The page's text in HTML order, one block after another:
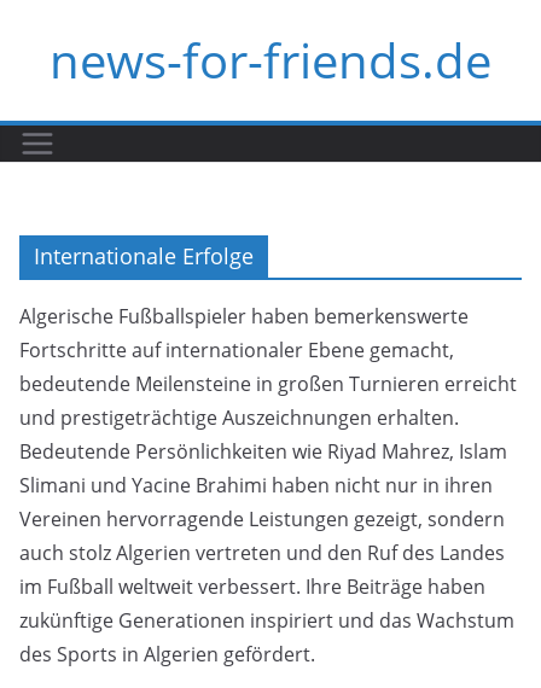
contentnews-for-friends.de
Internationale Erfolge
Algerische Fußballspieler haben bemerkenswerte
Fortschritte auf internationaler Ebene gemacht,
bedeutende Meilensteine in großen Turnieren erreicht
und prestigeträchtige Auszeichnungen erhalten.
Bedeutende Persönlichkeiten wie Riyad Mahrez, Islam
Slimani und Yacine Brahimi haben nicht nur in ihren
Vereinen hervorragende Leistungen gezeigt, sondern
auch stolz Algerien vertreten und den Ruf des Landes
im Fußball weltweit verbessert. Ihre Beiträge haben
zukünftige Generationen inspiriert und das Wachstum
des Sports in Algerien gefördert.